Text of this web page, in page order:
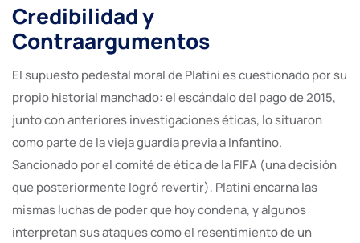
Credibilidad y
Contraargumentos
El supuesto pedestal moral de Platini es cuestionado por su
propio historial manchado: el escándalo del pago de 2015,
junto con anteriores investigaciones éticas, lo situaron
como parte de la vieja guardia previa a Infantino.
Sancionado por el comité de ética de la FIFA (una decisión
que posteriormente logró revertir), Platini encarna las
mismas luchas de poder que hoy condena, y algunos
interpretan sus ataques como el resentimiento de un